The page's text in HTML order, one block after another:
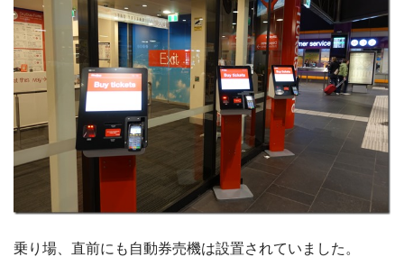
乗り場、直前にも自動券売機は設置されていました。